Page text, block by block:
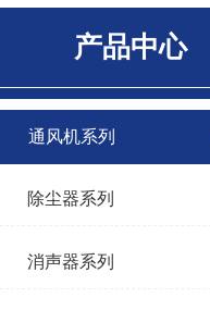
产品中心
通风机系列
除尘器系列
消声器系列